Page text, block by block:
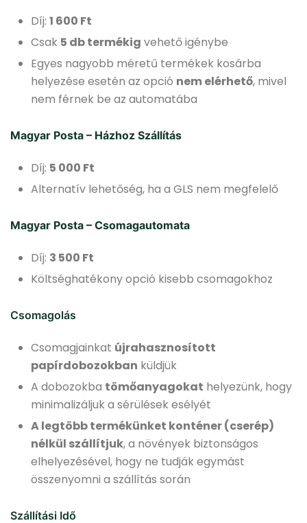
Díj: 1 600 Ft
Csak 5 db termékig vehető igénybe
Egyes nagyobb méretű termékek kosárba
helyezése esetén az opció nem elérhető, mivel
nem férnek be az automatába
Magyar Posta – Házhoz Szállítás
Díj: 5 000 Ft
Alternatív lehetőség, ha a GLS nem megfelelő
Magyar Posta – Csomagautomata
Díj: 3 500 Ft
Költséghatékony opció kisebb csomagokhoz
Csomagolás
Csomagjainkat újrahasznosított
papírdobozokban küldjük
A dobozokba tömőanyagokat helyezünk, hogy
minimalizáljuk a sérülések esélyét
A legtöbb termékünket konténer (cserép)
nélkül szállítjuk, a növények biztonságos
elhelyezésével, hogy ne tudják egymást
összenyomni a szállítás során
Szállítási Idő